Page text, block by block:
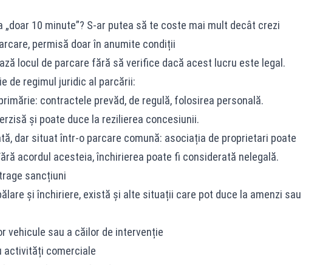
10 minute”? S-ar putea să te coste mai mult decât crezi
permisă doar în anumite condiții
locul de parcare fără să verifice dacă acest lucru este legal.
de regimul juridic al parcării:
contractele prevăd, de regulă, folosirea personală.
și poate duce la rezilierea concesiunii.
dar situat într-o parcare comună: asociația de proprietari poate
acordul acesteia, închirierea poate fi considerată nelegală.
sancțiuni
și închiriere, există și alte situații care pot duce la amenzi sau
vehicule sau a căilor de intervenție
activități comerciale